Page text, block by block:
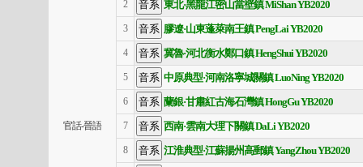
官話-晉語
2 東北·黑龍江密山當壁鎮 MiShan YB2020
3 膠遼·山東蓬萊南王鎮 PengLai YB2020
4 冀魯·河北衡水鄭口鎮 HengShui YB2020
5 中原典型·河南洛寧城關鎮 LuoNing YB2020
6 蘭銀·甘肅紅古海石灣鎮 HongGu YB2020
7 西南·雲南大理下關鎮 DaLi YB2020
8 江淮典型·江蘇揚州高郵鎮 YangZhou YB2020